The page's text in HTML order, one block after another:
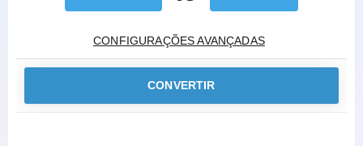
CONFIGURAÇÕES AVANÇADAS
CONVERTIR